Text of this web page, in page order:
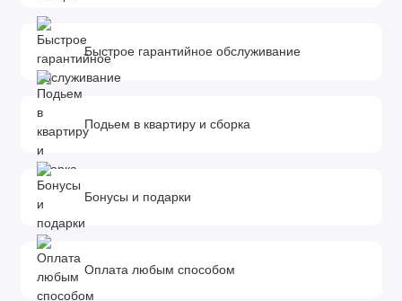
Быстрое гарантийное обслуживание
Подьем в квартиру и сборка
Бонусы и подарки
Оплата любым способом